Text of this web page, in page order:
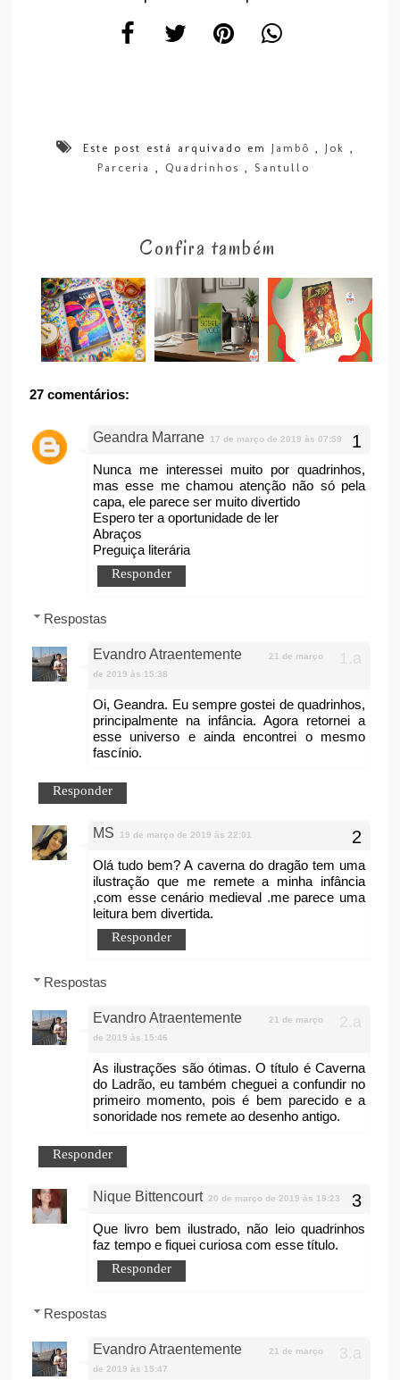
Este post está arquivado em Jambô Jok
Parceria
Quadrinhos Santullo
Confira também
27 comentários:
Geandra Marrane 17 de março de 2019 às 07:59
Nunca me interessei muito por quadrinhos,
mas esse me chamou atenção não só pela
capa, ele parece ser muito divertido
Espero ter a oportunidade de ler
Abraços
Preguiça literária
Responder
Respostas
Evandro Atraentemente
21 de março
de 2019 às 15:38
Oi, Geandra. Eu sempre gostei de quadrinhos,
principalmente na infância. Agora retornei a
esse universo e ainda encontrei o mesmo
fascínio.
Responder
MS 19 de março de 2019 às 22:01
Olá tudo bem? A caverna do dragão tem uma
ilustração que me remete a minha infância
,com esse cenário medieval .me parece uma
leitura bem divertida.
Responder
Respostas
Evandro Atraentemente
21 de março
de 2019 às 15:46
As ilustrações são ótimas. O título é Caverna
do Ladrão, eu também cheguei a confundir no
primeiro momento, pois é bem parecido e a
sonoridade nos remete ao desenho antigo.
Responder
Nique Bittencourt 20 de março de 2019 às 19:23
Que livro bem ilustrado, não leio quadrinhos
faz tempo e fiquei curiosa com esse título.
Responder
Respostas
Evandro Atraentemente
21 de março
de 2019 às 15:47